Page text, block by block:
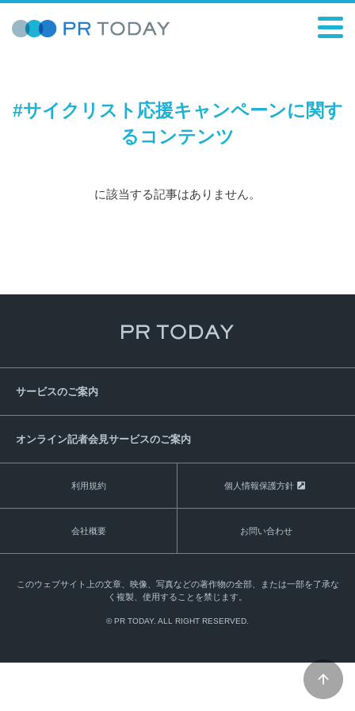
#サイクリスト応援キャンペーンに関す
るコンテンツ
に該当する記事はありません。
サービスのご案内
オンライン記者会見サービスのご案内
利用規約 個人情報保護方針
会社概要 お問い合わせ
このウェブサイト上の文章、映像、写真などの著作物の全部、または一部を了承な
く複製、使用することを禁じます。
© PR TODAY. ALL RIGHT RESERVED.